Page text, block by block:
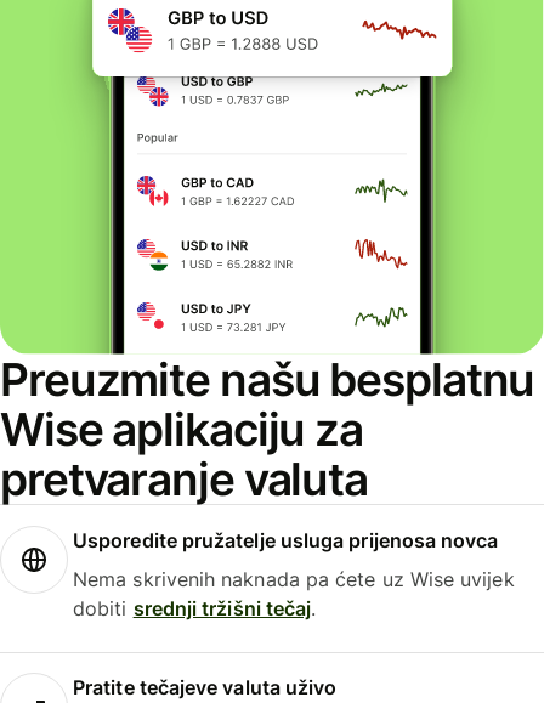
Preuzmite našu besplatnu
Wise aplikaciju za
pretvaranje valuta
Usporedite pružatelje usluga prijenosa novca
Nema skrivenih naknada pa ćete uz Wise uvijek
dobiti srednji tržišni tečaj.
Pratite tečajeve valuta uživo